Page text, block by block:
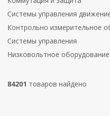
Системы управления
Контрольно измерительное
Системы управления
Низковольтное оборудование
84201 товаров найдено